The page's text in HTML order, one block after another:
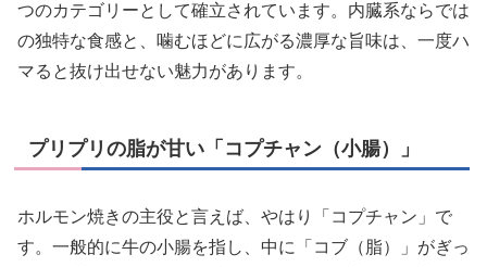
つのカテゴリーとして確立されています。内臓系ならでは
の独特な食感と、噛むほどに広がる濃厚な旨味は、一度ハ
マると抜け出せない魅力があります。
プリプリの脂が甘い「コプチャン（小腸）」
ホルモン焼きの主役と言えば、やはり「コプチャン」で
す。一般的に牛の小腸を指し、中に「コブ（脂）」がぎっ